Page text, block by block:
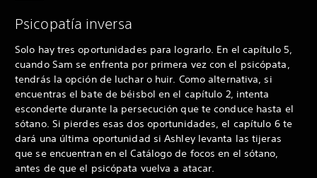
Psicopatía inversa
Solo hay tres oportunidades para lograrlo. En el capítulo 5,
cuando Sam se enfrenta por primera vez con el psicópata,
tendrás la opción de luchar o huir. Como alternativa, si
encuentras el bate de béisbol en el capítulo 2, intenta
esconderte durante la persecución que te conduce hasta el
sótano. Si pierdes esas dos oportunidades, el capítulo 6 te
dará una última oportunidad si Ashley levanta las tijeras
que se encuentran en el Catálogo de focos en el sótano,
antes de que el psicópata vuelva a atacar.